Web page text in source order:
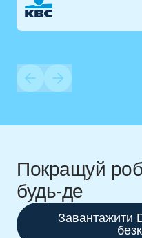
Покращуй
будь-де
Завантажити